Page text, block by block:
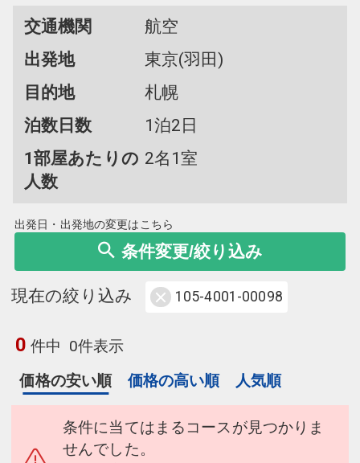
交通機関
航空
出発地
東京(羽田)
目的地
札幌
泊数日数
1泊2日
1部屋あたりの
人数
2名1室
出発日・出発地の変更はこちら
条件変更/絞り込み
現在の絞り込み 105-4001-00098
0 件中 0件表示
価格の安い順
価格の高い順 人気順
条件に当てはまるコースが見つかりま
せんでした。